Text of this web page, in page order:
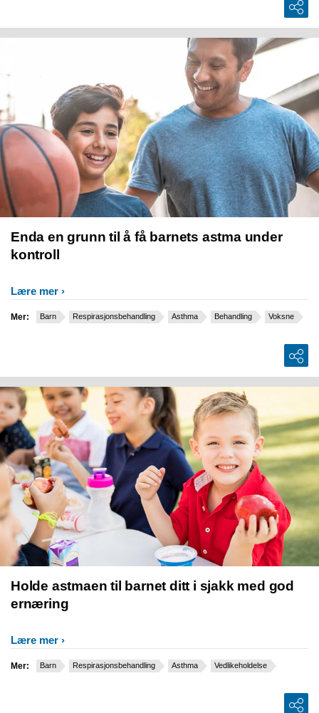
Enda en grunn til å få barnets astma under
kontroll
Lære mer
Mer: Barn Respirasjonsbehandling Asthma Behandling Voksne
Holde astmaen til barnet ditt i sjakk med god
ernæring
Lære mer
Mer: Barn Respirasjonsbehandling Asthma Vedlikeholdelse